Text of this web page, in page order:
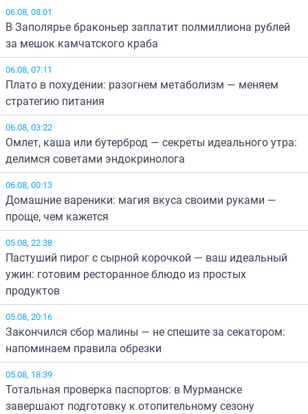
06.08, 08:01
В Заполярье браконьер заплатит полмиллиона рублей
за мешок камчатского краба
06.08, 07:11
Плато в похудении: разогнем метаболизм — меняем
стратегию питания
06.08, 03:22
Омлет, каша или бутерброд — секреты идеального утра:
делимся советами эндокринолога
06.08, 00:13
Домашние вареники: магия вкуса своими руками —
проще, чем кажется
05.08, 22:38
Пастуший пирог с сырной корочкой — ваш идеальный
ужин: готовим ресторанное блюдо из простых
продуктов
05.08, 20:16
Закончился сбор малины — не спешите за секатором:
напоминаем правила обрезки
05.08, 18:39
Тотальная проверка паспортов: в Мурманске
завершают подготовку к отопительному сезону